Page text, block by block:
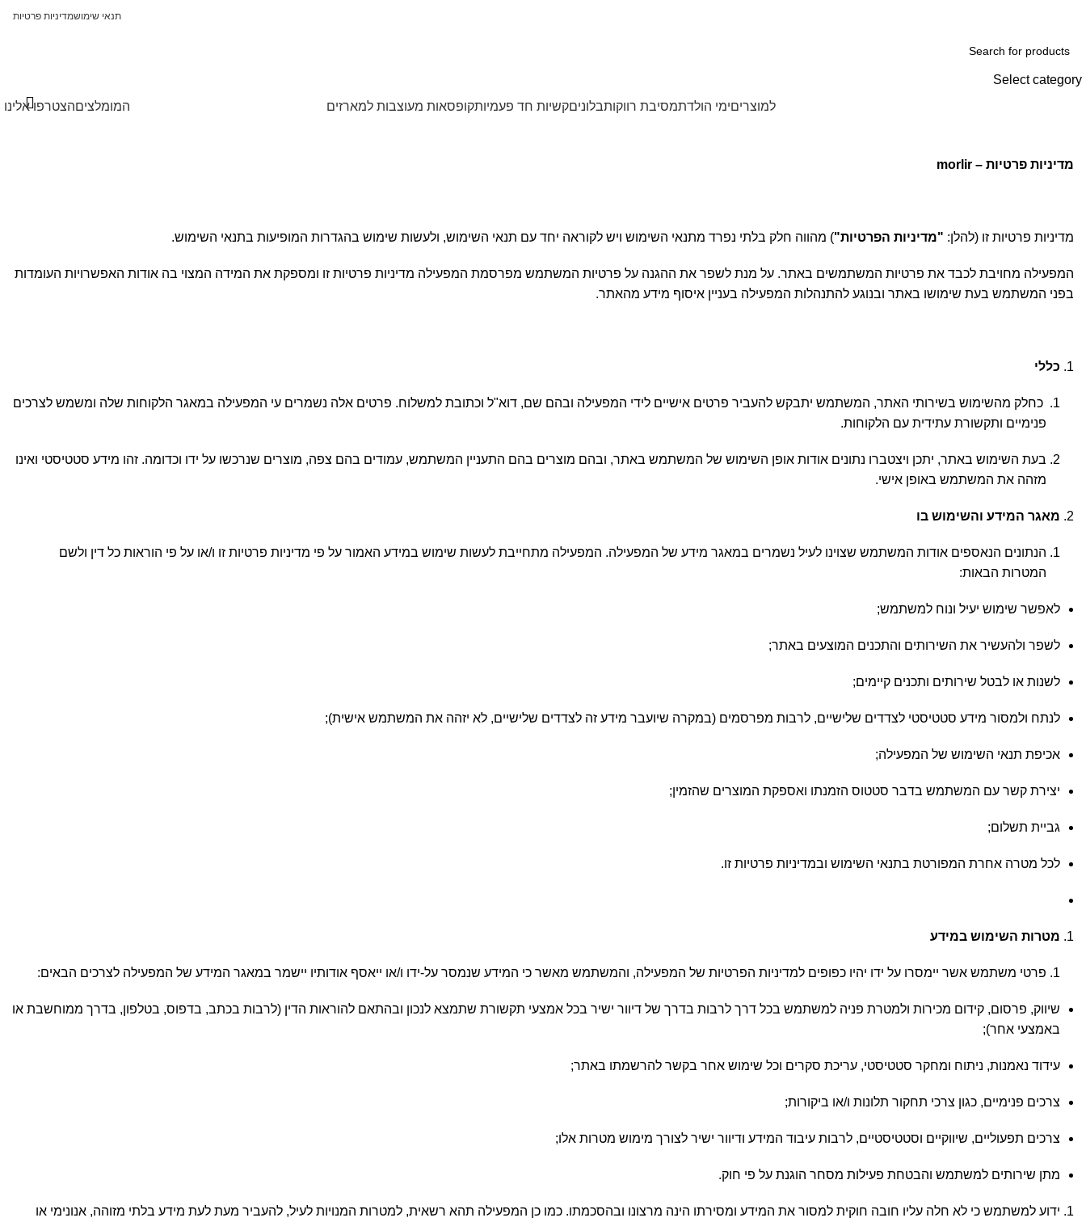
תנאי שימושמדיניות פרטיות
Select category
למוצריםימי הולדתמסיבת רווקותבלוניםקשיות חד פעמיותקופסאות מעוצבות למארזים המומלציםהצטרפו אלינו
מדיניות פרטיות – morlir
מדיניות פרטיות זו (להלן: "מדיניות הפרטיות") מהווה חלק בלתי נפרד מתנאי השימוש ויש לקוראה יחד עם תנאי השימוש, ולעשות שימוש בהגדרות המופיעות בתנאי השימוש.
המפעילה מחויבת לכבד את פרטיות המשתמשים באתר. על מנת לשפר את ההגנה על פרטיות המשתמש מפרסמת המפעילה מדיניות פרטיות זו ומספקת את המידה המצוי בה אודות האפשרויות העומדות
בפני המשתמש בעת שימושו באתר ובנוגע להתנהלות המפעילה בעניין איסוף מידע מהאתר.
כללי
כחלק מהשימוש בשירותי האתר, המשתמש יתבקש להעביר פרטים אישיים לידי המפעילה ובהם שם, דוא"ל וכתובת למשלוח. פרטים אלה נשמרים עי המפעילה במאגר הלקוחות שלה ומשמש לצרכים
פנימיים ותקשורת עתידית עם הלקוחות.
בעת השימוש באתר, יתכן ויצטברו נתונים אודות אופן השימוש של המשתמש באתר, ובהם מוצרים בהם התעניין המשתמש, עמודים בהם צפה, מוצרים שנרכשו על ידו וכדומה. זהו מידע סטטיסטי ואינו
מזהה את המשתמש באופן אישי.
מאגר המידע והשימוש בו
הנתונים הנאספים אודות המשתמש שצוינו לעיל נשמרים במאגר מידע של המפעילה. המפעילה מתחייבת לעשות שימוש במידע האמור על פי מדיניות פרטיות זו ו/או על פי הוראות כל דין ולשם
המטרות הבאות:
לאפשר שימוש יעיל ונוח למשתמש;
לשפר ולהעשיר את השירותים והתכנים המוצעים באתר;
לשנות או לבטל שירותים ותכנים קיימים;
לנתח ולמסור מידע סטטיסטי לצדדים שלישיים, לרבות מפרסמים (במקרה שיועבר מידע זה לצדדים שלישיים, לא יזהה את המשתמש אישית);
אכיפת תנאי השימוש של המפעילה;
יצירת קשר עם המשתמש בדבר סטטוס הזמנתו ואספקת המוצרים שהזמין;
גביית תשלום;
לכל מטרה אחרת המפורטת בתנאי השימוש ובמדיניות פרטיות זו.
מטרות השימוש במידע
פרטי משתמש אשר יימסרו על ידו יהיו כפופים למדיניות הפרטיות של המפעילה, והמשתמש מאשר כי המידע שנמסר על-ידו ו/או ייאסף אודותיו יישמר במאגר המידע של המפעילה לצרכים הבאים:
שיווק, פרסום, קידום מכירות ולמטרת פניה למשתמש בכל דרך לרבות בדרך של דיוור ישיר בכל אמצעי תקשורת שתמצא לנכון ובהתאם להוראות הדין (לרבות בכתב, בדפוס, בטלפון, בדרך ממוחשבת או
באמצעי אחר);
עידוד נאמנות, ניתוח ומחקר סטטיסטי, עריכת סקרים וכל שימוש אחר בקשר להרשמתו באתר;
צרכים פנימיים, כגון צרכי תחקור תלונות ו/או ביקורות;
צרכים תפעוליים, שיווקיים וסטטיסטיים, לרבות עיבוד המידע ודיוור ישיר לצורך מימוש מטרות אלו;
מתן שירותים למשתמש והבטחת פעילות מסחר הוגנת על פי חוק.
ידוע למשתמש כי לא חלה עליו חובה חוקית למסור את המידע ומסירתו הינה מרצונו ובהסכמתו. כמו כן המפעילה תהא רשאית, למטרות המנויות לעיל, להעביר מעת לעת מידע בלתי מזוהה, אנונימי או